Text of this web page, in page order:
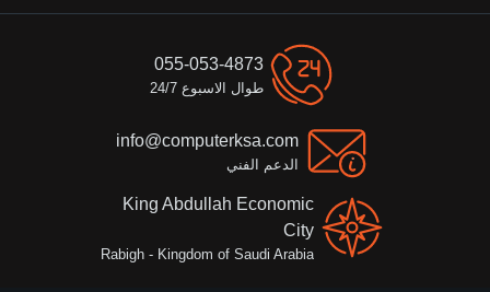
055-053-4873
طوال الاسبوع 24/7
info@computerksa.com
الدعم الفني
King Abdullah Economic
City
Rabigh - Kingdom of Saudi Arabia